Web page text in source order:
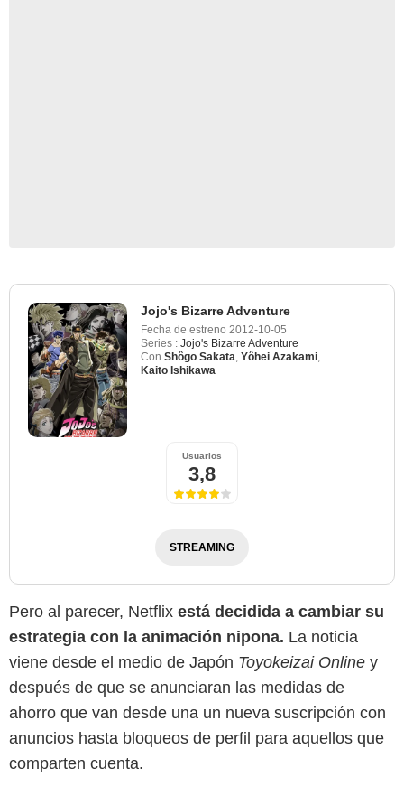
Jojo's Bizarre Adventure
Fecha de estreno 2012-10-05
Series : Jojo's Bizarre Adventure
Con Shôgo Sakata Yôhei Azakami
Kaito Ishikawa
Usuarios
3,8
STREAMING
Pero al parecer, Netflix está decidida a cambiar su
estrategia con la animación nipona. La noticia
viene desde el medio de Japón Toyokeizai Online y
después de que se anunciaran las medidas de
ahorro que van desde una un nueva suscripción con
anuncios hasta bloqueos de perfil para aquellos que
comparten cuenta.